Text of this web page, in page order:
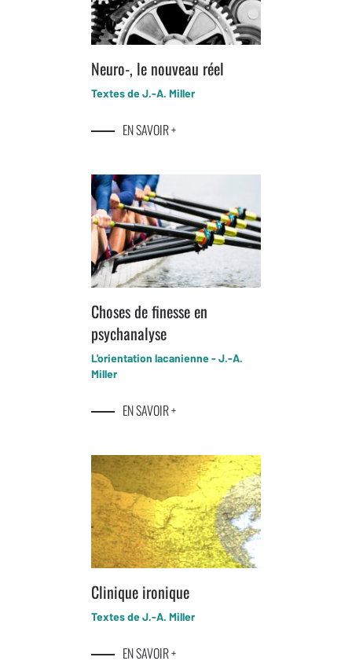
Neuro-, le nouveau réel
Textes de J.-A. Miller
EN SAVOIR +
Choses de finesse en
psychanalyse
L'orientation lacanienne - J.-A.
Miller
EN SAVOIR +
Clinique ironique
Textes de J.-A. Miller
EN SAVOIR +